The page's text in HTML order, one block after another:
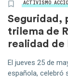
ACTIVISMO
Seguridad,
trilema de
realidad de
El jueves 25 de
española, celebró